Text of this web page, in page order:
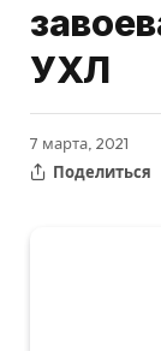
УХЛ
7 марта, 2021
Поделиться